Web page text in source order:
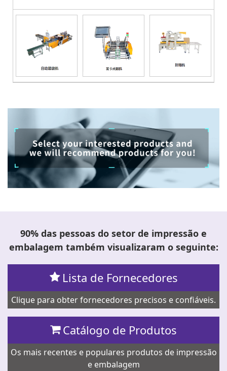
90% das pessoas do setor de impressão e
embalagem também visualizaram o seguinte:
Lista de Fornecedores
Clique para obter fornecedores precisos e confiáveis.
Catálogo de Produtos
Os mais recentes e populares produtos de impressão
e embalagem